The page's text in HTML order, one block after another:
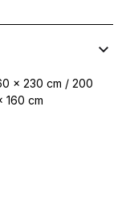
x 230 cm / 200
160 cm